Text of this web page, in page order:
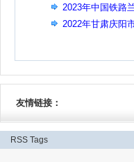
2023年中国铁路
公告(二)
2022年甘肃庆阳
友情链接：
RSS Tags